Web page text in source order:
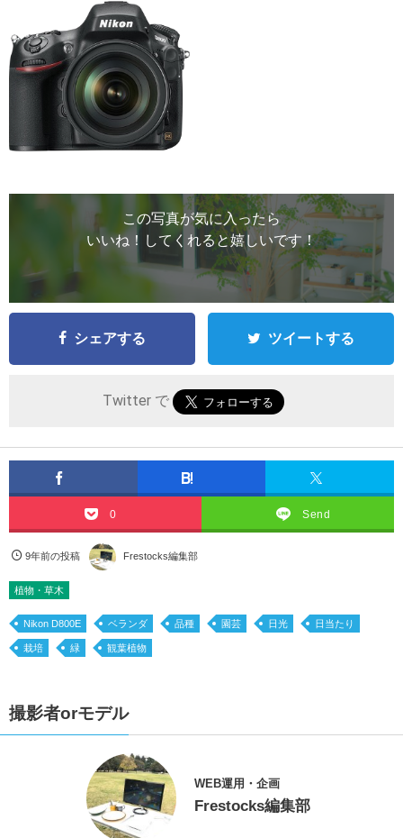
この写真が気に入ったら
いいね！してくれると嬉しいです！
シェアする ツイートする
Twitter で
0 Send
9年前の投稿 Frestocks編集部
植物・草木
Nikon D800E ベランダ 品種 園芸 日光 日当たり
栽培 緑 観葉植物
撮影者orモデル
WEB運用・企画
Frestocks編集部